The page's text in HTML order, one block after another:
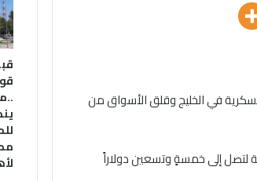
في الخليج وقلق الأسواق من
لتصل إلى خمسةٍ وتسعين دولاراً